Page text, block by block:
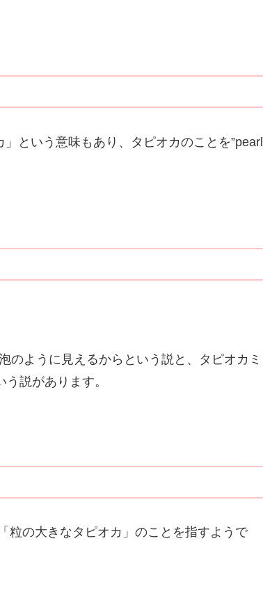
という意味もあり、タピオカのことを”pearl
のように見えるからという説と、タピオカミ
説があります。
粒の大きなタピオカ」のことを指すようで